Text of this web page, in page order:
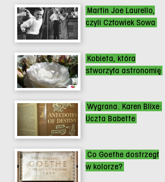
Martin Joe Laurello,
czyli Człowiek Sowa
Kobieta, która
stworzyła astronomię
Wygrana. Karen Blixe:
Uczta Babette
Co Goethe dostrzegł
w kolorze?